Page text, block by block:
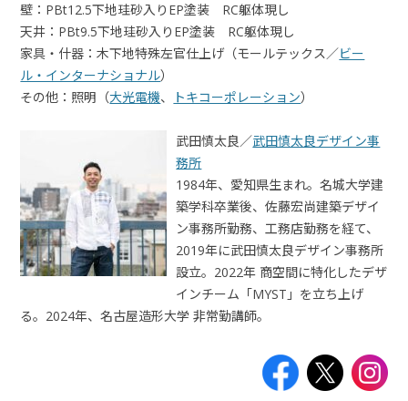
壁：PBt12.5下地珪砂入りEP塗装 RC躯体現し
天井：PBt9.5下地珪砂入りEP塗装 RC躯体現し
家具・什器：木下地特殊左官仕上げ（モールテックス／ビー
ル・インターナショナル）
その他：照明（大光電機、 トキコーポレーション）
武田慎太良／武田慎太良デザイン事
務所
1984年、愛知県生まれ。名城大学建
築学科卒業後、佐藤宏尚建築デザイ
ン事務所勤務、工務店勤務を経て、
2019年に武田慎太良デザイン事務所
設立。2022年 商空間に特化したデザ
インチーム「MYST」を立ち上げ
る。2024年、名古屋造形大学 非常勤講師。